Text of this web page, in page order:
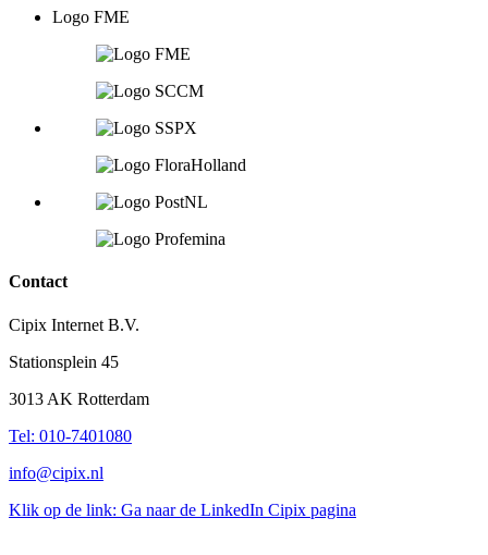
Logo FME
Contact
Cipix Internet B.V.
Stationsplein 45
3013 AK Rotterdam
Tel: 010-7401080
info@cipix.nl
Klik op de link: Ga naar de LinkedIn Cipix pagina